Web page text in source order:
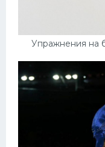
Упражнения на